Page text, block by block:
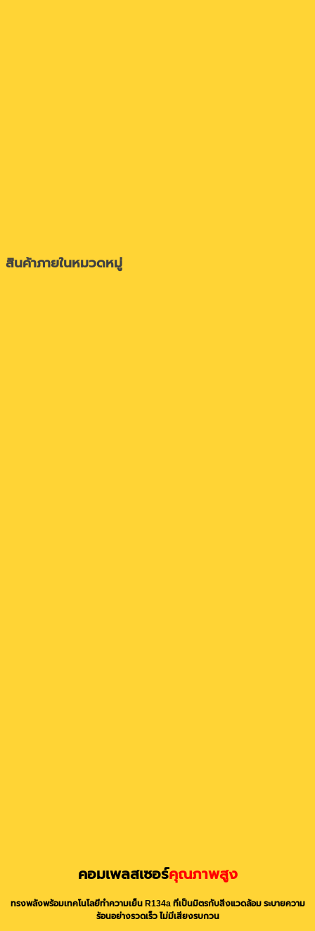
สินค้าภายในหมวดหมู่
คอมเพลสเซอร์คุณภาพสูง
ทรงพลังพร้อมเทคโนโลยีทำความเย็น R134a ที่เป็นมิตรกับสิ่งแวดล้อม ระบายความ
ร้อนอย่างรวดเร็ว ไม่มีเสียงรบกวน